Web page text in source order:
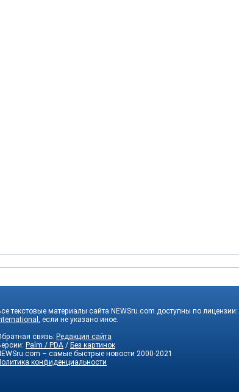
текстовые материалы сайта NEWSru.com доступны по лицензии:
, если не указано иное.
связь: Редакция сайта
Palm / PDA / Без картинок
– самые быстрые новости 2000-2021
конфиденциальности